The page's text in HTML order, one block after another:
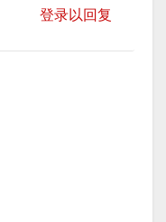
登录以回复